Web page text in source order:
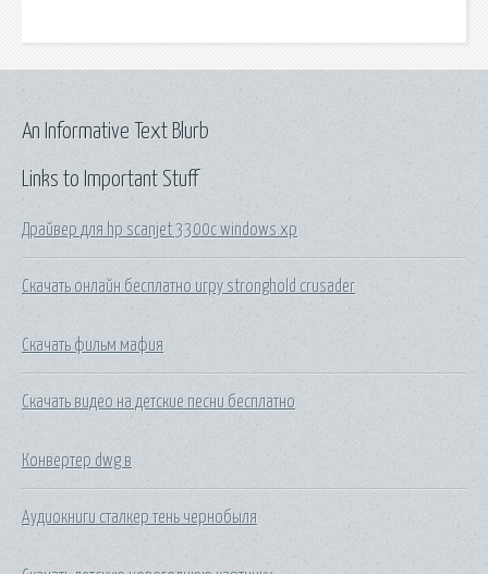
Links to Important Stuff
Драйвер для hp scanjet 3300c windows xp
Скачать онлайн бесплатно игру stronghold crusader
Скачать фильм мафия
Скачать видео на детские песни бесплатно
Конвертер dwg в
Аудиокниги сталкер тень чернобыля
An Informative Text Blurb